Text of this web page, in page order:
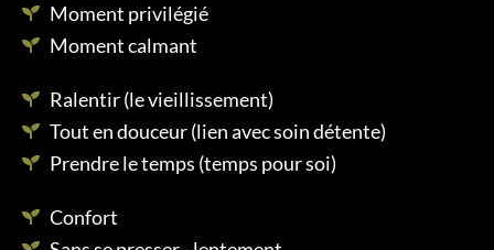
Moment privilégié
Moment calmant
Ralentir (le vieillissement)
Tout en douceur (lien avec soin détente)
Prendre le temps (temps pour soi)
Confort